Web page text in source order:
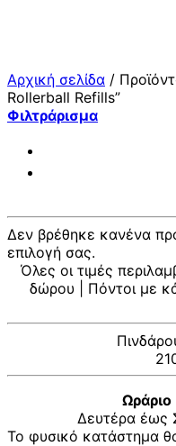
Αρχική σελίδα /
Rollerball Refills”
Φιλτράρισμα
Δεν βρέθηκε κανένα
επιλογή σας.
Όλες οι τιμές
δώρου | Πόντοι με
Δευτέρα έως
Το φυσικό κατάστημα